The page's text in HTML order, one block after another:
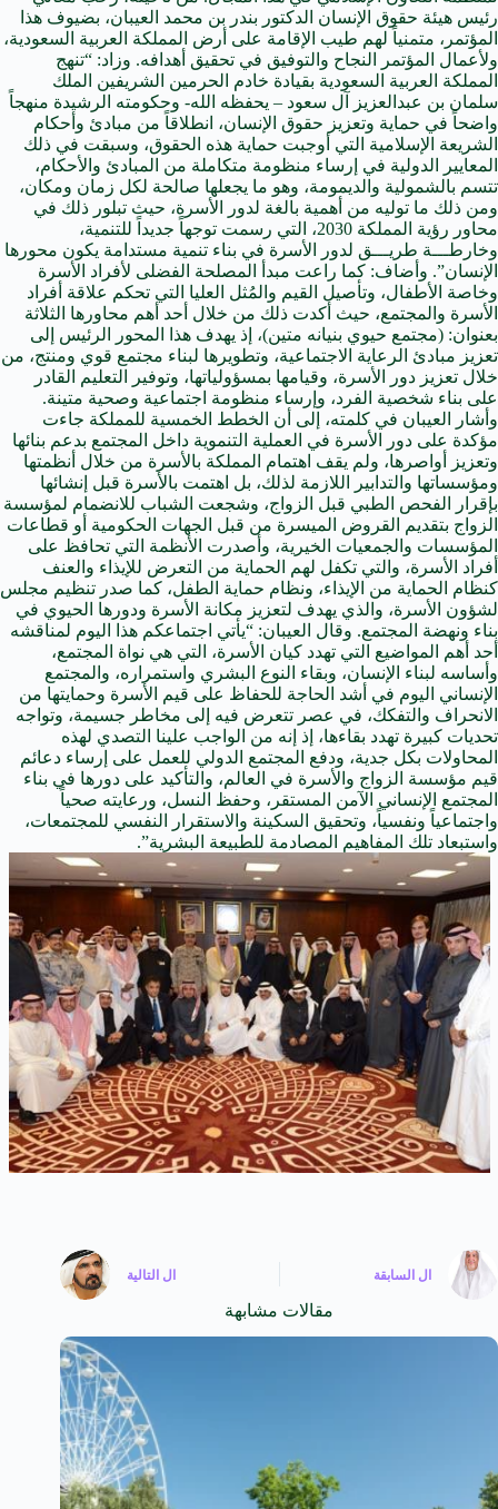
رئيس هيئة حقوق الإنسان الدكتور بندر بن محمد العيبان، بضيوف هذا
المؤتمر، متمنياً لهم طيب الإقامة على أرض المملكة العربية السعودية،
ولأعمال المؤتمر النجاح والتوفيق في تحقيق أهدافه. وزاد: “تنهج
المملكة العربية السعودية بقيادة خادم الحرمين الشريفين الملك
سلمان بن عبدالعزيز آل سعود – يحفظه الله- وحكومته الرشيدة منهجاً
واضحاً في حماية وتعزيز حقوق الإنسان، انطلاقاً من مبادئ وأحكام
الشريعة الإسلامية التي أوجبت حماية هذه الحقوق، وسبقت في ذلك
المعايير الدولية في إرساء منظومة متكاملة من المبادئ والأحكام،
تتسم بالشمولية والديمومة، وهو ما يجعلها صالحة لكل زمان ومكان،
ومن ذلك ما توليه من أهمية بالغة لدور الأسرة، حيث تبلور ذلك في
محاور رؤية المملكة 2030، التي رسمت توجهاً جديداً للتنمية،
وخارطـــة طريـــق لدور الأسرة في بناء تنمية مستدامة يكون محورها
الإنسان”. وأضاف: كما راعت مبدأ المصلحة الفضلى لأفراد الأسرة
وخاصة الأطفال، وتأصيل القيم والمُثل العليا التي تحكم علاقة أفراد
الأسرة والمجتمع، حيث أكدت ذلك من خلال أحد أهم محاورها الثلاثة
بعنوان: (مجتمع حيوي بنيانه متين)، إذ يهدف هذا المحور الرئيس إلى
تعزيز مبادئ الرعاية الاجتماعية، وتطويرها لبناء مجتمع قوي ومنتج، من
خلال تعزيز دور الأسرة، وقيامها بمسؤولياتها، وتوفير التعليم القادر
على بناء شخصية الفرد، وإرساء منظومة اجتماعية وصحية متينة.
وأشار العيبان في كلمته، إلى أن الخطط الخمسية للمملكة جاءت
مؤكدة على دور الأسرة في العملية التنموية داخل المجتمع بدعم بنائها
وتعزيز أواصرها، ولم يقف اهتمام المملكة بالأسرة من خلال أنظمتها
ومؤسساتها والتدابير اللازمة لذلك، بل اهتمت بالأسرة قبل إنشائها
بإقرار الفحص الطبي قبل الزواج، وشجعت الشباب للانضمام لمؤسسة
الزواج بتقديم القروض الميسرة من قبل الجهات الحكومية أو قطاعات
المؤسسات والجمعيات الخيرية، وأصدرت الأنظمة التي تحافظ على
أفراد الأسرة، والتي تكفل لهم الحماية من التعرض للإيذاء والعنف
كنظام الحماية من الإيذاء، ونظام حماية الطفل، كما صدر تنظيم مجلس
لشؤون الأسرة، والذي يهدف لتعزيز مكانة الأسرة ودورها الحيوي في
بناء ونهضة المجتمع. وقال العيبان: “يأتي اجتماعكم هذا اليوم لمناقشه
أحد أهم المواضيع التي تهدد كيان الأسرة، التي هي نواة المجتمع،
وأساسه لبناء الإنسان، وبقاء النوع البشري واستمراره، والمجتمع
الإنساني اليوم في أشد الحاجة للحفاظ على قيم الأسرة وحمايتها من
الانحراف والتفكك، في عصر تتعرض فيه إلى مخاطر جسيمة، وتواجه
تحديات كبيرة تهدد بقاءها، إذ إنه من الواجب علينا التصدي لهذه
المحاولات بكل جدية، ودفع المجتمع الدولي للعمل على إرساء دعائم
قيم مؤسسة الزواج والأسرة في العالم، والتأكيد على دورها في بناء
المجتمع الإنساني الآمن المستقر، وحفظ النسل، ورعايته صحياً
واجتماعياً ونفسياً، وتحقيق السكينة والاستقرار النفسي للمجتمعات،
واستبعاد تلك المفاهيم المصادمة للطبيعة البشرية”.
ال السابقة ال التالية
مقالات مشابهة